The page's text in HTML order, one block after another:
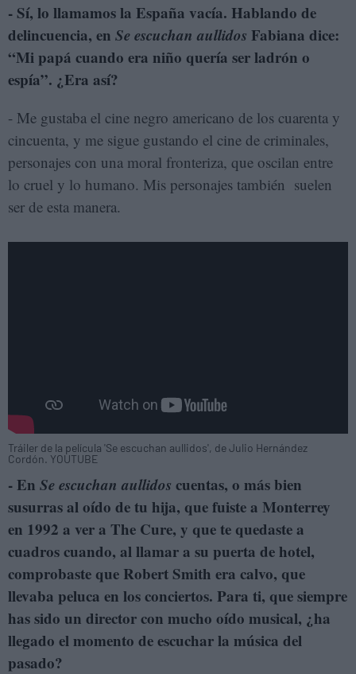
- Sí, lo llamamos la España vacía. Hablando de
delincuencia, en Se escuchan aullidos Fabiana dice:
“Mi papá cuando era niño quería ser ladrón o
espía”. ¿Era así?
- Me gustaba el cine negro americano de los cuarenta y
cincuenta, y me sigue gustando el cine de criminales,
personajes con una moral fronteriza, que oscilan entre
lo cruel y lo humano. Mis personajes también suelen
ser de esta manera.
Tráiler de la película 'Se escuchan aullidos', de Julio Hernández
Cordón. YOUTUBE
- En Se escuchan aullidos cuentas, o más bien
susurras al oído de tu hija, que fuiste a Monterrey
en 1992 a ver a The Cure, y que te quedaste a
cuadros cuando, al llamar a su puerta de hotel,
comprobaste que Robert Smith era calvo, que
llevaba peluca en los conciertos. Para ti, que siempre
has sido un director con mucho oído musical, ¿ha
llegado el momento de escuchar la música del
pasado?